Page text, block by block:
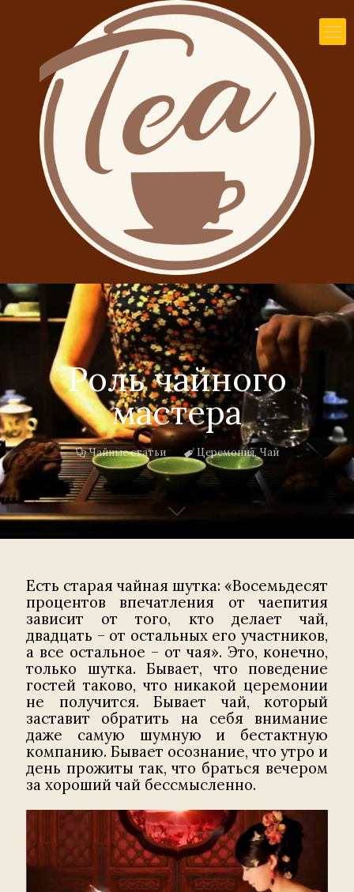
Роль чайного
мастера
Чайные статьи Церемония,Чай
Есть старая чайная шутка: «Восемьдесят
процентов впечатления от чаепития
зависит от того, кто делает чай,
двадцать – от остальных его участников,
а все остальное – от чая». Это, конечно,
только шутка. Бывает, что поведение
гостей таково, что никакой церемонии
не получится. Бывает чай, который
заставит обратить на себя внимание
даже самую шумную и бестактную
компанию. Бывает осознание, что утро и
день прожиты так, что браться вечером
за хороший чай бессмысленно.